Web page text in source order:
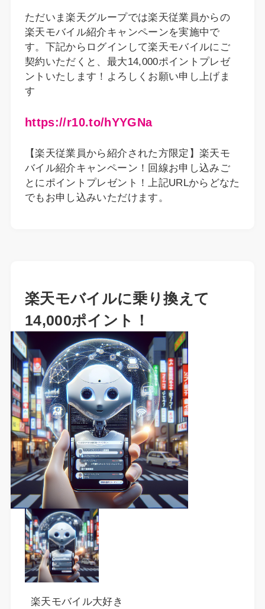
ただいま楽天グループでは楽天従業員からの
楽天モバイル紹介キャンペーンを実施中で
す。下記からログインして楽天モバイルにご
契約いただくと、最大14,000ポイントプレゼ
ントいたします！よろしくお願い申し上げま
す
https://r10.to/hYYGNa
【楽天従業員から紹介された方限定】楽天モ
バイル紹介キャンペーン！回線お申し込みご
とにポイントプレゼント！上記URLからどなた
でもお申し込みいただけます。
楽天モバイルに乗り換えて
14,000ポイント！
楽天モバイル大好き